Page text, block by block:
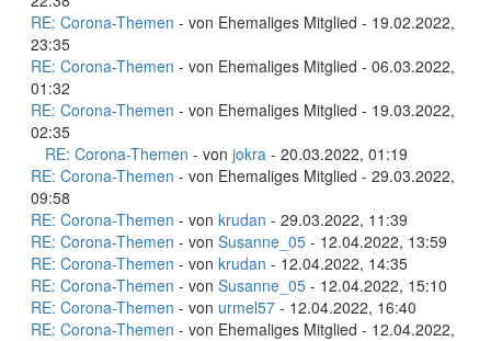
RE: Corona-Themen - von Ehemaliges Mitglied - 19.02.2022,
23:35
RE: Corona-Themen - von Ehemaliges Mitglied - 06.03.2022,
01:32
RE: Corona-Themen - von Ehemaliges Mitglied - 19.03.2022,
02:35
RE: Corona-Themen - von jokra - 20.03.2022, 01:19
RE: Corona-Themen - von Ehemaliges Mitglied - 29.03.2022,
09:58
RE: Corona-Themen - von krudan - 29.03.2022, 11:39
RE: Corona-Themen - von Susanne_05 - 12.04.2022, 13:59
RE: Corona-Themen - von krudan - 12.04.2022, 14:35
RE: Corona-Themen - von Susanne_05 - 12.04.2022, 15:10
RE: Corona-Themen - von urmel57 - 12.04.2022, 16:40
RE: Corona-Themen - von Ehemaliges Mitglied - 12.04.2022,